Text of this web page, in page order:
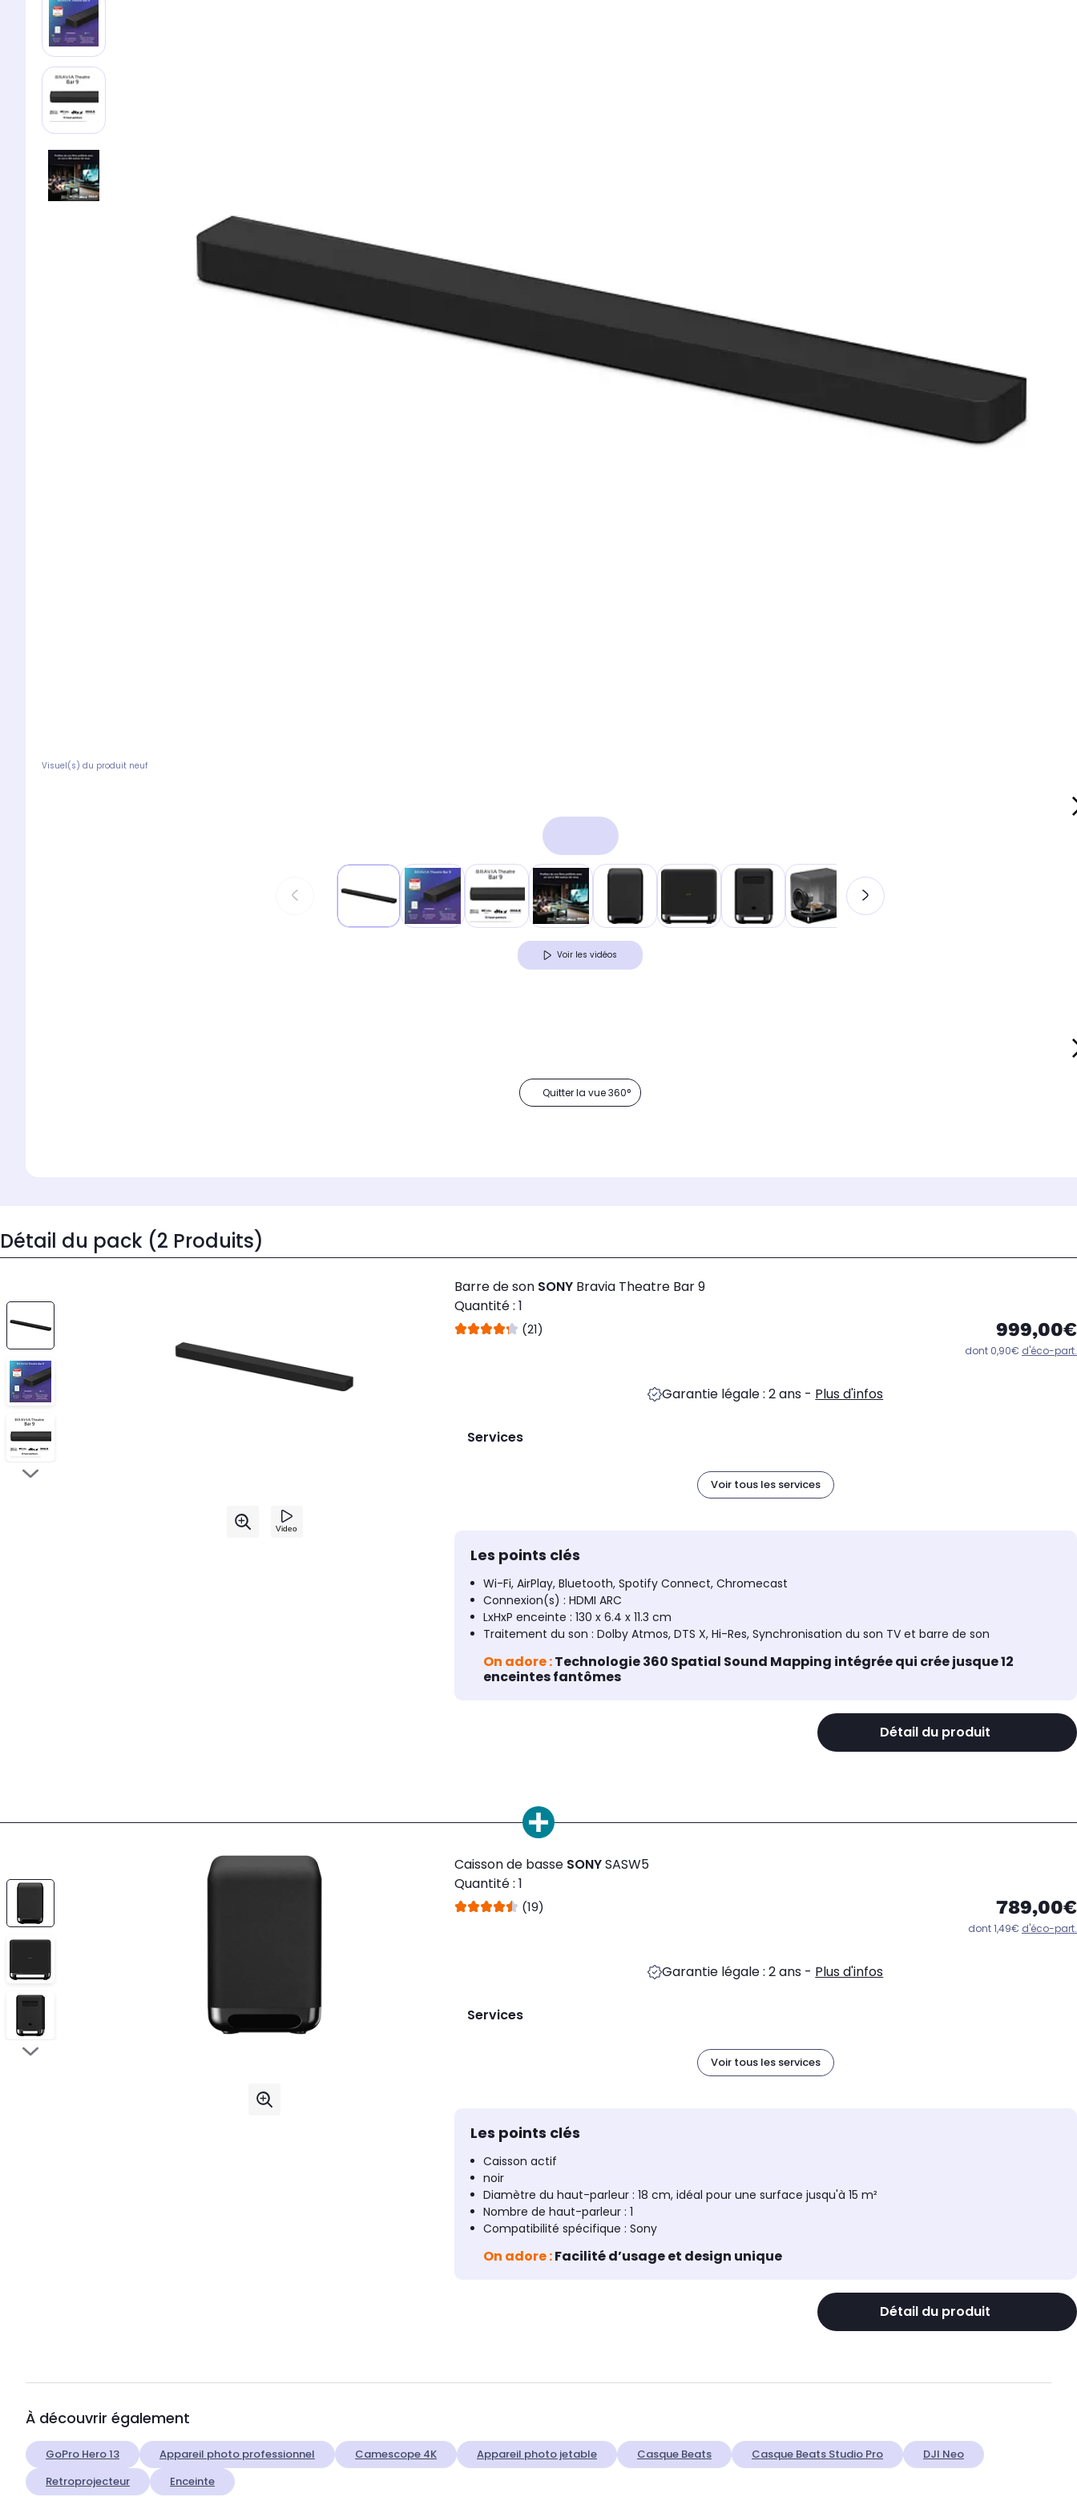
Visuel(s) du produit neuf
Voir les vidéos
Quitter la vue 360°
Détail du pack (2 Produits)
Barre de son SONYBravia Theatre Bar 9
Quantité : 1
(21) 999,00€
dont 0,90€ d'éco-part.
Garantie légale : 2 ans - Plus d'infos
Services
Voir tous les services
Les points clés
Wi-Fi, AirPlay, Bluetooth, Spotify Connect, Chromecast
Connexion(s) : HDMI ARC
LxHxP enceinte : 130 x 6.4 x 11.3 cm
Traitement du son : Dolby Atmos, DTS X, Hi-Res, Synchronisation du son TV et barre de son
On adore :Technologie 360 Spatial Sound Mapping intégrée qui crée jusque 12
enceintes fantômes
Détail du produit
Caisson de basse SONYSASW5
Quantité : 1
(19) 789,00€
dont 1,49€ d'éco-part.
Garantie légale : 2 ans - Plus d'infos
Services
Voir tous les services
Les points clés
Caisson actif
noir
Diamètre du haut-parleur : 18 cm, idéal pour une surface jusqu'à 15 m²
Nombre de haut-parleur : 1
Compatibilité spécifique : Sony
On adore :Facilité d’usage et design unique
Détail du produit
À découvrir également
GoPro Hero 13 Appareil photo professionnel Camescope 4K Appareil photo jetable Casque Beats Casque Beats Studio Pro
DJI Neo
Retroprojecteur
Enceinte